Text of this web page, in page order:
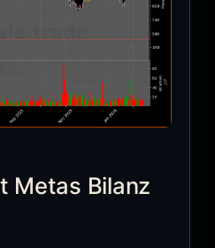
Metas Bilanz